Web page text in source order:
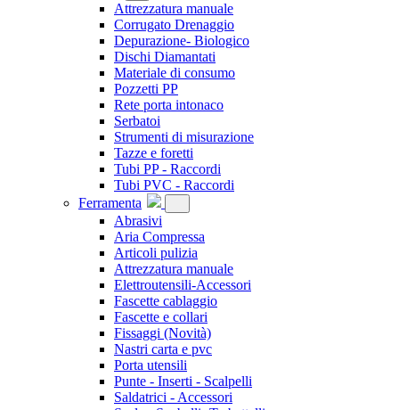
Attrezzatura manuale
Corrugato Drenaggio
Depurazione- Biologico
Dischi Diamantati
Materiale di consumo
Pozzetti PP
Rete porta intonaco
Serbatoi
Strumenti di misurazione
Tazze e foretti
Tubi PP - Raccordi
Tubi PVC - Raccordi
Ferramenta
Abrasivi
Aria Compressa
Articoli pulizia
Attrezzatura manuale
Elettroutensili-Accessori
Fascette cablaggio
Fascette e collari
Fissaggi (Novità)
Nastri carta e pvc
Porta utensili
Punte - Inserti - Scalpelli
Saldatrici - Accessori